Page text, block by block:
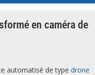
en caméra de
automatisé de type drone